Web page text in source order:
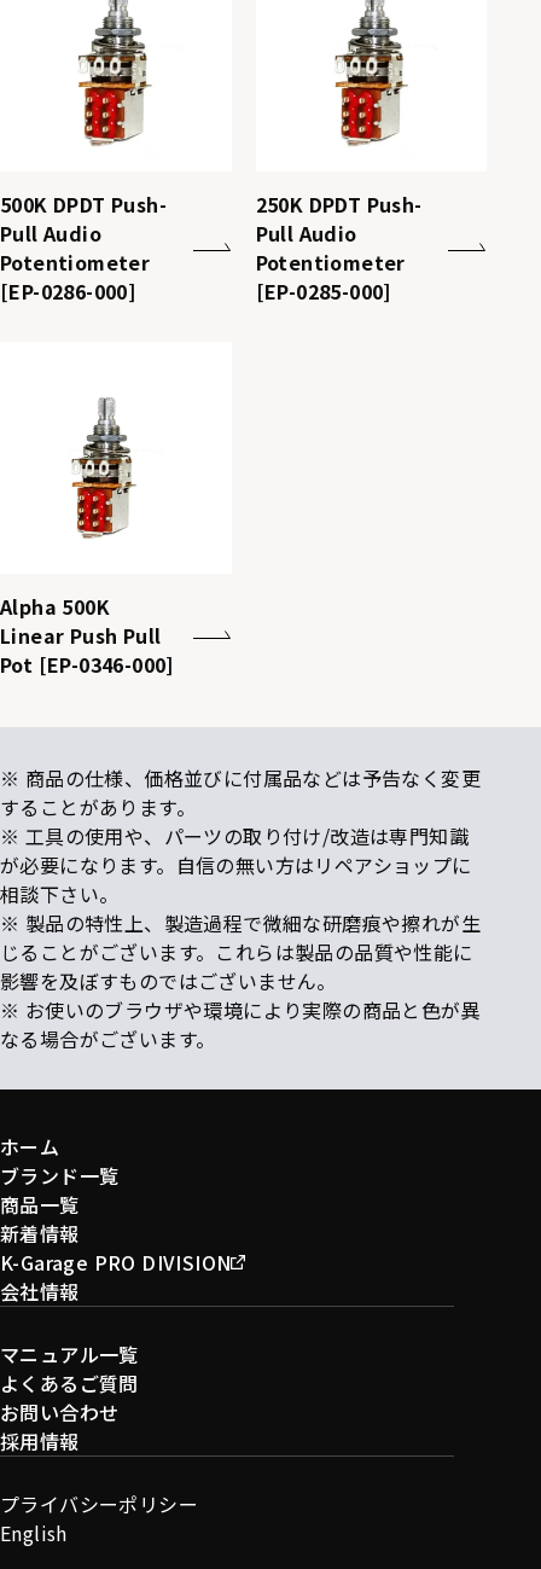
500K DPDT Push-
Pull Audio
Potentiometer
[EP-0286-000]
250K DPDT Push-
Pull Audio
Potentiometer
[EP-0285-000]
Alpha 500K
Linear Push Pull
Pot [EP-0346-000]
※ 商品の仕様、価格並びに付属品などは予告なく変更
することがあります。
※ 工具の使用や、パーツの取り付け/改造は専門知識
が必要になります。自信の無い方はリペアショップに
相談下さい。
※ 製品の特性上、製造過程で微細な研磨痕や擦れが生
じることがございます。これらは製品の品質や性能に
影響を及ぼすものではございません。
※ お使いのブラウザや環境により実際の商品と色が異
なる場合がございます。
ホーム
ブランド一覧
商品一覧
新着情報
K-Garage PRO DIVISION
会社情報
マニュアル一覧
よくあるご質問
お問い合わせ
採用情報
プライバシーポリシー
English